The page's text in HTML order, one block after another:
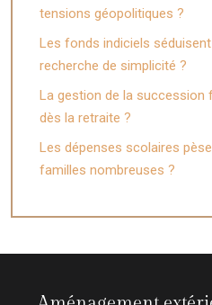
tensions géopolitiques ?
Les fonds indiciels
recherche de simplicité ?
La gestion de la succession
dès la retraite ?
Les dépenses scolaires
familles nombreuses ?